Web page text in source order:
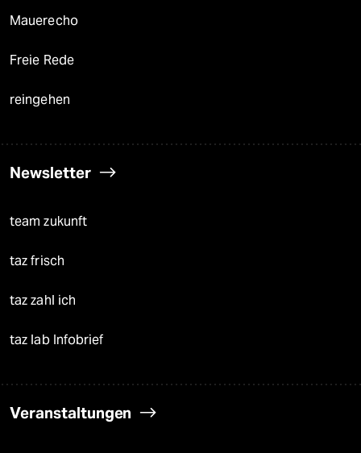
Mauerecho
Freie Rede
reingehen
Newsletter
team zukunft
taz frisch
taz zahl ich
taz lab Infobrief
Veranstaltungen